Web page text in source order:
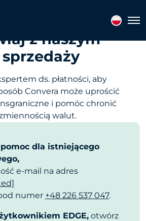
z naszym
sprzedaży
ds. płatności, aby
Convera może uprościć
i pomóc chronić
walut.
dla istniejącego
e-mail na adres
numer +48 226 537 047.
EDGE, otwórz